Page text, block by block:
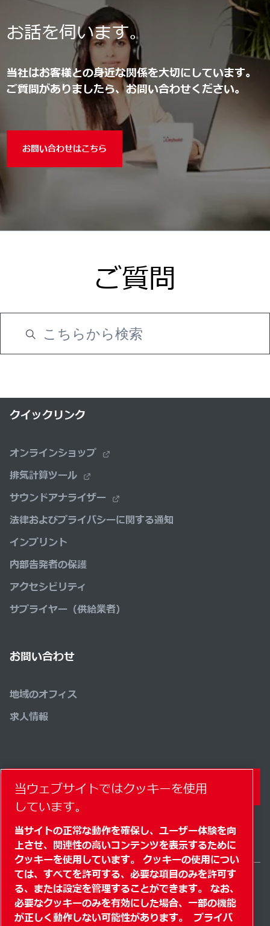
お話を伺います。
当社はお客様との身近な関係を大切にしています。
ご質問がありましたら、お問い合わせください。
お問い合わせはこちら
ご質問
クイックリンク
オンラインショップ
排気計算ツール
サウンドアナライザー
法律およびプライバシーに関する通知
インプリント
内部告発者の保護
アクセシビリティ
サプライヤー（供給業者）
お問い合わせ
地域のオフィス
求人情報
コンタクトフォーム
サイトマップ" クッキーを管理する"© 2026 著作権
Japan / JA
当ウェブサイトではクッキーを使用
しています。
当サイトの正常な動作を確保し、ユーザー体験を向
上させ、関連性の高いコンテンツを表示するために
クッキーを使用しています。 クッキーの使用につい
ては、すべてを許可する、必要な項目のみを許可す
る、または設定を管理することができます。 なお、
必要なクッキーのみを有効にした場合、一部の機能
が正しく動作しない可能性があります。
プライバ